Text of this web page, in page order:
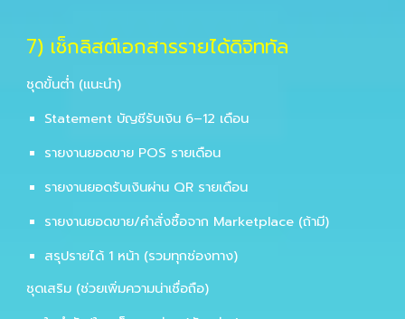
7) เช็กลิสต์เอกสารรายได้ดิจิททัล
ชุดขั้นต่ำ (แนะนำ)
Statement บัญชีรับเงิน 6–12 เดือน
รายงานยอดขาย POS รายเดือน
รายงานยอดรับเงินผ่าน QR รายเดือน
รายงานยอดขาย/คำสั่งซื้อจาก Marketplace (ถ้ามี)
สรุปรายได้ 1 หน้า (รวมทุกช่องทาง)
ชุดเสริม (ช่วยเพิ่มความน่าเชื่อถือ)